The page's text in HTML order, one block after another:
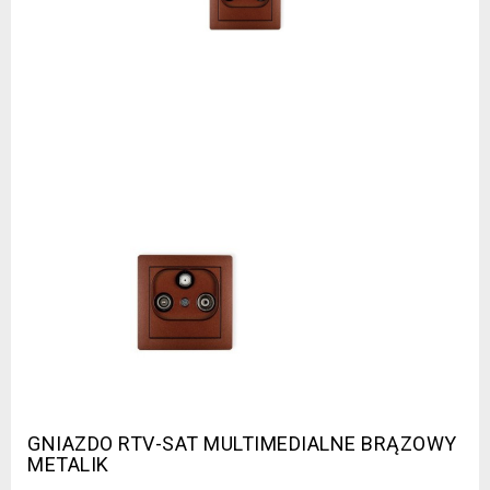
GNIAZDO RTV-SAT MULTIMEDIALNE BRĄZOWY
METALIK